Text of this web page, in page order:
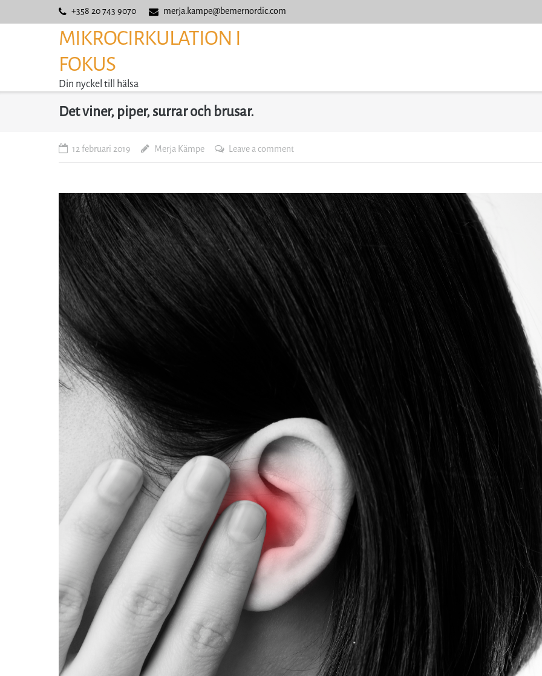
+358 20 743 9070 merja.kampe@bemernordic.com
MIKROCIRKULATION I
FOKUS
Din nyckel till hälsa
Det viner, piper, surrar och brusar.
12 februari 2019 Merja Kämpe Leave a comment